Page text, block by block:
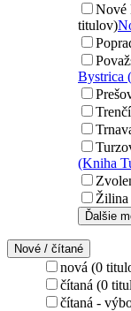
Nové
titulov)
Bystrica
(Kniha
Žilina
Ďalšie
Nové / čítané
nová (0
čítaná (0
čítaná -